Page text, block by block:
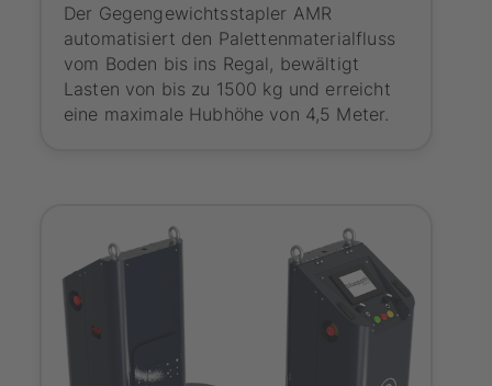
Der Gegengewichtsstapler AMR
automatisiert den Palettenmaterialfluss
vom Boden bis ins Regal, bewältigt
Lasten von bis zu 1500 kg und erreicht
eine maximale Hubhöhe von 4,5 Meter.